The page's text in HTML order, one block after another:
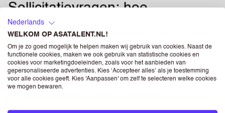
Sollicitatievragen: hoe
beantwoord je
standaardvragen?
5 november 2023
Nederlands
WELKOM OP ASATALENT.NL!
Om je zo goed mogelijk te helpen maken wij gebruik van cookies. Naast de
functionele cookies, maken we ook gebruik van statistische cookies en
cookies voor marketingdoeleinden, zoals voor het aanbieden van
gepersonaliseerde advertenties. Kies ‘Accepteer alles’ als je toestemming
voor alle cookies geeft. Kies 'Aanpassen' om zelf te selecteren welke cookies
we mogen bewaren.